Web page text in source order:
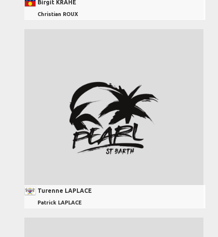
Birgit KRAHE
Christian ROUX
Turenne LAPLACE
Patrick LAPLACE